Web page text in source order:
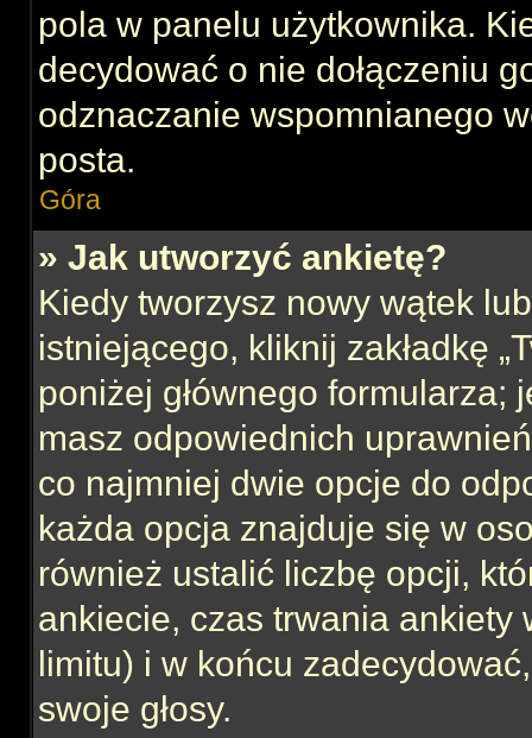
pola w panelu użytkownika.
decydować o nie dołączeniu
odznaczanie wspomnianego
posta.
Góra
» Jak utworzyć ankietę?
Kiedy tworzysz nowy wątek
istniejącego, kliknij zakładkę
poniżej głównego formularza;
masz odpowiednich
co najmniej dwie opcje do
każda opcja znajduje się w
również ustalić liczbę opcji,
ankiecie, czas trwania ankiety
limitu) i w końcu
swoje głosy.